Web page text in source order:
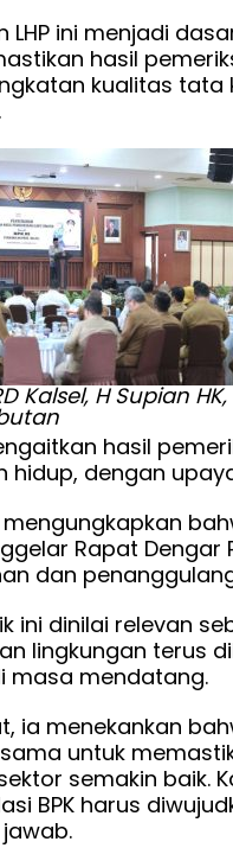
LHP ini menjadi
hasil
kualitas tata
Kalsel, H Supian HK,
hasil
hidup, dengan
mengungkapkan
Rapat
dan
ini dinilai relevan
lingkungan terus
masa mendatang.
ia menekankan
untuk
semakin baik.
BPK harus